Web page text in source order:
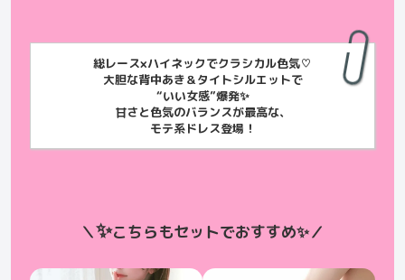
総レース×ハイネックでクラシカル色気♡
大胆な背中あき＆タイトシルエットで
“いい女感”爆発✨
甘さと色気のバランスが最高な、
モテ系ドレス登場！
＼✨こちらもセットでおすすめ✨／